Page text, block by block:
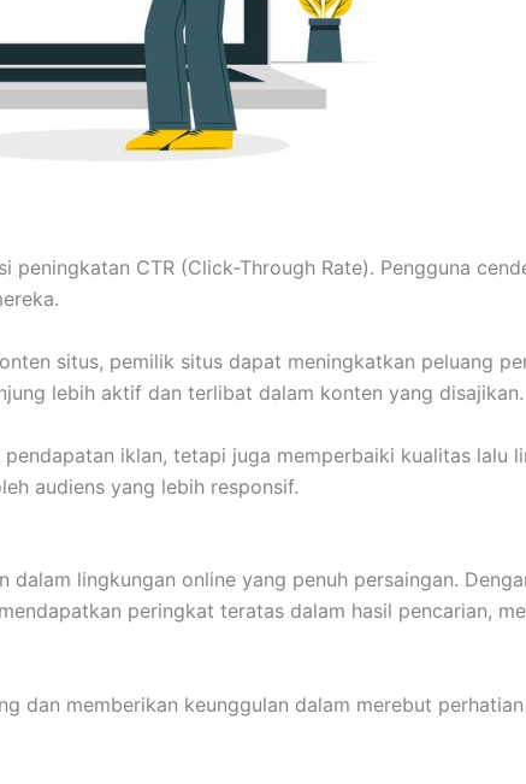
CTR (Click-Through Rate). Pengguna
situs, pemilik situs dapat meningkatkan peluang
lebih aktif dan terlibat dalam konten yang disajikan.
iklan, tetapi juga memperbaiki kualitas lalu
audiens yang lebih responsif.
lingkungan online yang penuh persaingan.
peringkat teratas dalam hasil pencarian,
dan memberikan keunggulan dalam merebut